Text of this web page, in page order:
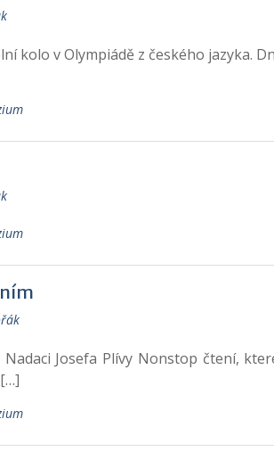
kolo v Olympiádě z českého jazyka.
Josefa Plívy Nonstop čtení,